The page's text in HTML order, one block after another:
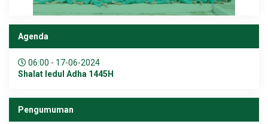
Agenda
06:00 - 17-06-2024
Shalat Iedul Adha 1445H
Pengumuman